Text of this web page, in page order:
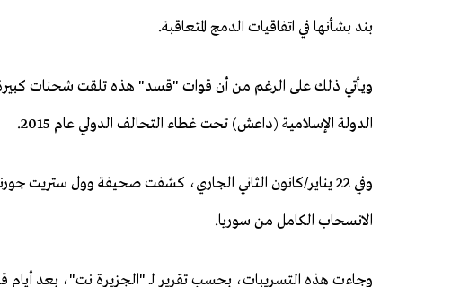
بند بشأنها في اتفاقيات الدمج المتعاقبة.
ويأتي ذلك على الرغم من أن قوات "قسد" هذه تلقت شحنات
الدولة الإسلامية (داعش) تحت غطاء التحالف الدولي عام 2015.
وفي 22 يناير/كانون الثاني الجاري، كشفت صحيفة وول
الانسحاب الكامل من سوريا.
وجاءت هذه التسريبات، بحسب تقرير لـ "الجزيرة نت"، بعد أيام